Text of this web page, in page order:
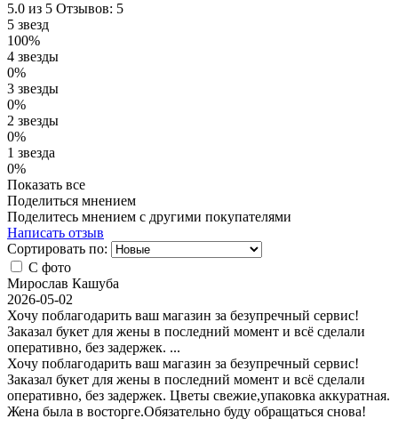
5.0 из 5 Отзывов: 5
5 звезд
100%
4 звезды
0%
3 звезды
0%
2 звезды
0%
1 звезда
0%
Показать все
Поделиться мнением
Поделитесь мнением с другими покупателями
Написать отзыв
Сортировать по:
С фото
Мирослав Кашуба
2026-05-02
Хочу поблагодарить ваш магазин за безупречный сервис!
Заказал букет для жены в последний момент и всё сделали
оперативно, без задержек. ...
Хочу поблагодарить ваш магазин за безупречный сервис!
Заказал букет для жены в последний момент и всё сделали
оперативно, без задержек. Цветы свежие,упаковка аккуратная.
Жена была в восторге.Обязательно буду обращаться снова!